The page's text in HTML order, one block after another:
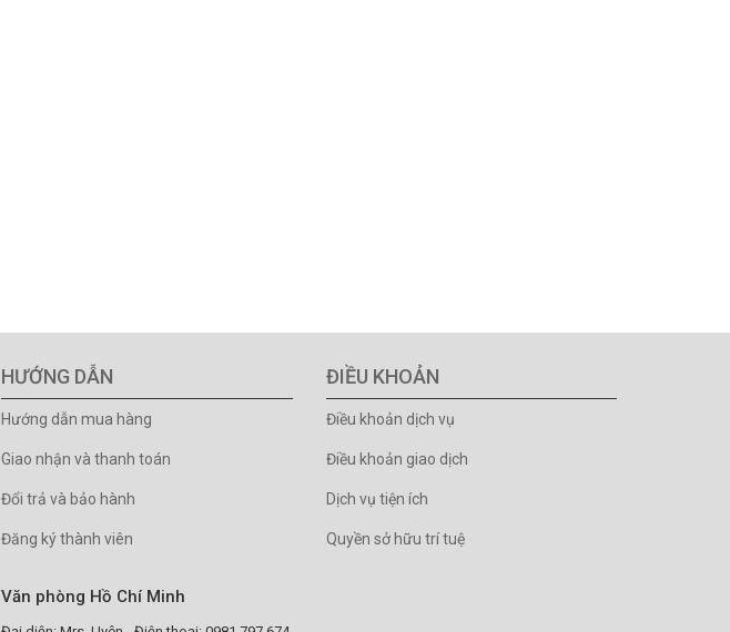
HƯỚNG DẪN
Hướng dẫn mua hàng
Giao nhận và thanh toán
Đổi trả và bảo hành
Đăng ký thành viên
ĐIỀU KHOẢN
Điều khoản dịch vụ
Điều khoản giao dịch
Dịch vụ tiện ích
Quyền sở hữu trí tuệ
Văn phòng Hồ Chí Minh